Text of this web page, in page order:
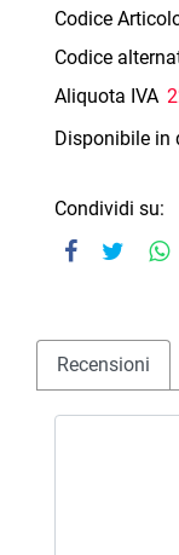
Codice
Codice
Aliquota IVA
Disponibile in
Condividi su:
Recensioni